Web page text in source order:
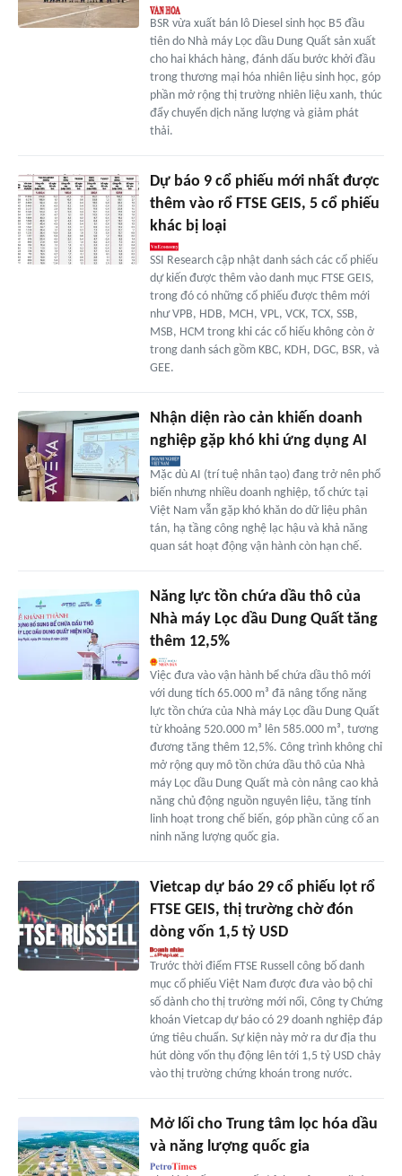
BSR vừa xuất bán lô Diesel sinh học B5 đầu
tiên do Nhà máy Lọc dầu Dung Quất sản xuất
cho hai khách hàng, đánh dấu bước khởi đầu
trong thương mại hóa nhiên liệu sinh học, góp
phần mở rộng thị trường nhiên liệu xanh, thúc
đẩy chuyển dịch năng lượng và giảm phát
thải.
Dự báo 9 cổ phiếu mới nhất được
thêm vào rổ FTSE GEIS, 5 cổ phiếu
khác bị loại
SSI Research cập nhật danh sách các cổ phiếu
dự kiến được thêm vào danh mục FTSE GEIS,
trong đó có những cổ phiếu được thêm mới
như VPB, HDB, MCH, VPL, VCK, TCX, SSB,
MSB, HCM trong khi các cổ hiếu không còn ở
trong danh sách gồm KBC, KDH, DGC, BSR, và
GEE.
Nhận diện rào cản khiến doanh
nghiệp gặp khó khi ứng dụng AI
Mặc dù AI (trí tuệ nhân tạo) đang trở nên phổ
biến nhưng nhiều doanh nghiệp, tổ chức tại
Việt Nam vẫn gặp khó khăn do dữ liệu phân
tán, hạ tầng công nghệ lạc hậu và khả năng
quan sát hoạt động vận hành còn hạn chế.
Năng lực tồn chứa dầu thô của
Nhà máy Lọc dầu Dung Quất tăng
thêm 12,5%
Việc đưa vào vận hành bể chứa dầu thô mới
với dung tích 65.000 m³ đã nâng tổng năng
lực tồn chứa của Nhà máy Lọc dầu Dung Quất
từ khoảng 520.000 m³ lên 585.000 m³, tương
đương tăng thêm 12,5%. Công trình không chỉ
mở rộng quy mô tồn chứa dầu thô của Nhà
máy Lọc dầu Dung Quất mà còn nâng cao khả
năng chủ động nguồn nguyên liệu, tăng tính
linh hoạt trong chế biến, góp phần củng cố an
ninh năng lượng quốc gia.
Vietcap dự báo 29 cổ phiếu lọt rổ
FTSE GEIS, thị trường chờ đón
dòng vốn 1,5 tỷ USD
Trước thời điểm FTSE Russell công bố danh
mục cổ phiếu Việt Nam được đưa vào bộ chỉ
số dành cho thị trường mới nổi, Công ty Chứng
khoán Vietcap dự báo có 29 doanh nghiệp đáp
ứng tiêu chuẩn. Sự kiện này mở ra dư địa thu
hút dòng vốn thụ động lên tới 1,5 tỷ USD chảy
vào thị trường chứng khoán trong nước.
Mở lối cho Trung tâm lọc hóa dầu
và năng lượng quốc gia